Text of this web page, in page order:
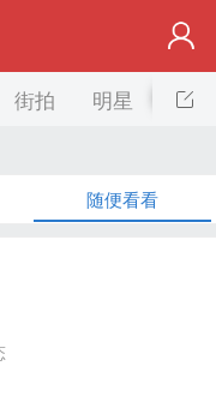
街拍 明星 美女
随便看看